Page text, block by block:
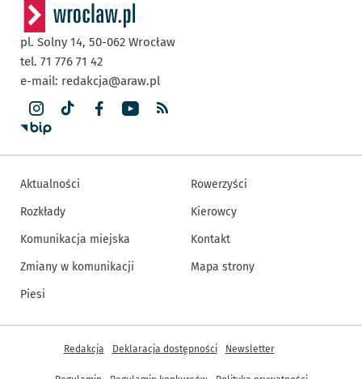
pl. Solny 14, 50-062 Wrocław
tel. 71 776 71 42
e-mail: redakcja@araw.pl
Aktualności
Rozkłady
Komunikacja miejska
Zmiany w komunikacji
Piesi
Rowerzyści
Kierowcy
Kontakt
Mapa strony
Inne informacje
Redakcja Deklaracja dostępności Newsletter